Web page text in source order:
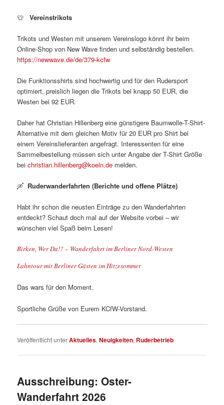
👕Vereinstrikots
Trikots und Westen mit unserem Vereinslogo könnt ihr beim
Online-Shop von New Wave finden und selbständig bestellen.
https://newwave.de/de/379-kcfw
Die Funktionsshirts sind hochwertig und für den Rudersport
optimiert, preislich liegen die Trikots bei knapp 50 EUR, die
Westen bei 92 EUR.
Daher hat Christian Hillenberg eine günstigere Baumwolle-T-Shirt-
Alternative mit dem gleichen Motiv für 20 EUR pro Shirt bei
einem Vereinslieferanten angefragt. Interessenten für eine
Sammelbestellung müssen sich unter Angabe der T-Shirt Größe
beichristian.hillenberg@koeln.de melden.
🛶 Ruderwanderfahrten (Berichte und offene Plätze)
Habt ihr schon die neusten Einträge zu den Wanderfahrten
entdeckt? Schaut doch mal auf der Website vorbei – wir
wünschen viel Spaß beim Lesen!
Birken, Wer Da!? – Wanderfahrt im Berliner Nord-Westen
Lahntour mit Berliner Gästen im Hitzesommer
Das wars für den Moment.
Sportliche Grüße von Eurem KCfW-Vorstand.
Veröffentlicht unterAktuelles,Neuigkeiten, Ruderbetrieb
Ausschreibung: Oster-
Wanderfahrt 2026